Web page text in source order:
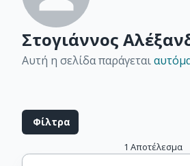
Στογιάννος
Αυτή η σελίδα παράγεται
Φίλτρα
1 Αποτέλεσμα